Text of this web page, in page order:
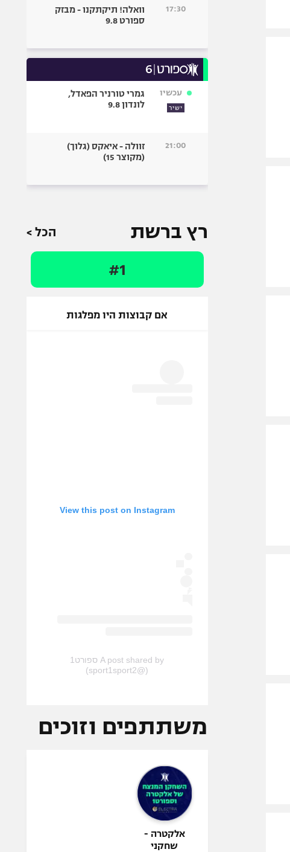
17:30
וואלה! תיקתקנו - מבזק
ספורט 9.8
עכשיו
ישיר
גמרי טורניר הפאדל,
לונדון 9.8
21:00
זוולה - איאקס (גלוך)
(מקוצר 15)
רץ ברשת הכל >
#1
אם קבוצות היו מפלגות
View this post on Instagram
A post shared by ספורט1
(@sport1sport2)
משתתפים וזוכים
אלקטרה -
שחקני